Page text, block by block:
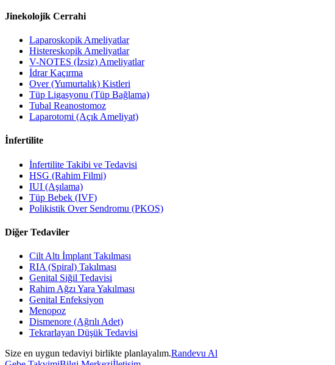
Jinekolojik Cerrahi
Laparoskopik Ameliyatlar
Histereskopik Ameliyatlar
V-NOTES (İzsiz) Ameliyatlar
İdrar Kaçırma
Over (Yumurtalık) Kistleri
Tüp Ligasyonu (Tüp Bağlama)
Tubal Reanostomoz
Laparotomi (Açık Ameliyat)
İnfertilite
İnfertilite Takibi ve Tedavisi
HSG (Rahim Filmi)
IUI (Aşılama)
Tüp Bebek (IVF)
Polikistik Over Sendromu (PKOS)
Diğer Tedaviler
Cilt Altı İmplant Takılması
RIA (Spiral) Takılması
Genital Siğil Tedavisi
Rahim Ağzı Yara Yakılması
Genital Enfeksiyon
Menopoz
Dismenore (Ağrılı Adet)
Tekrarlayan Düşük Tedavisi
Size en uygun tedaviyi birlikte planlayalım.Randevu Al